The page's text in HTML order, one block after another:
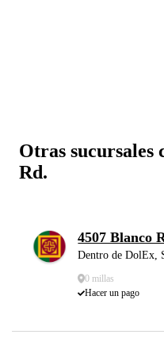
Otras sucursales
Rd.
4507 Blanco
Dentro de DolEx,
0 millas
Hacer un pago